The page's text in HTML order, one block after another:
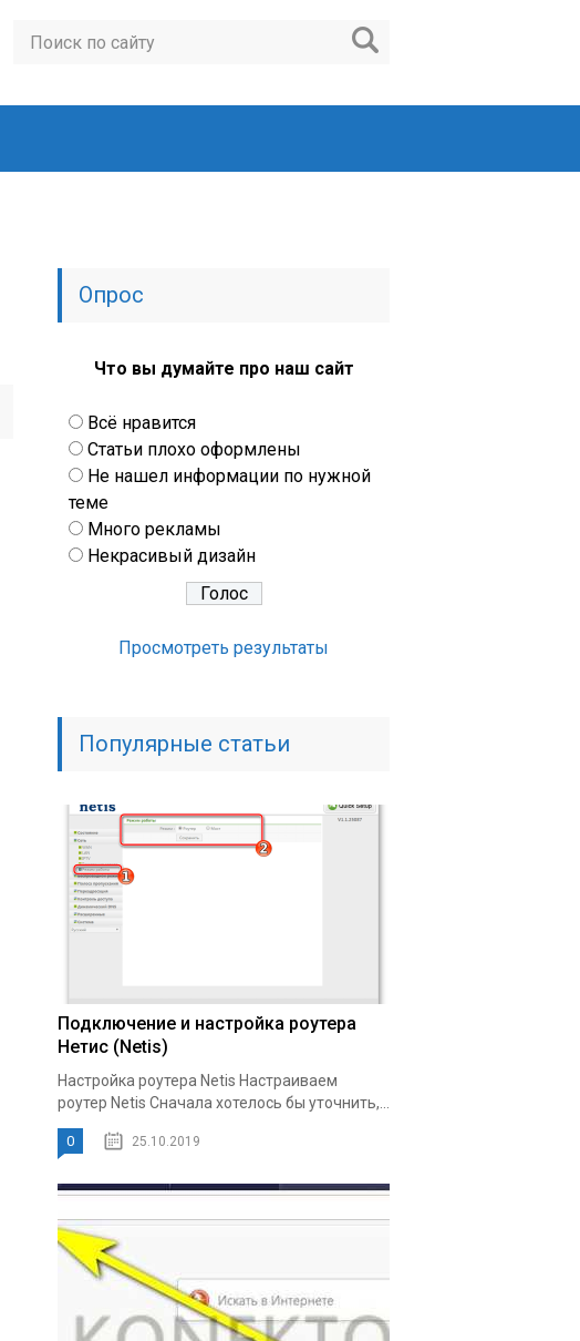
Опрос
Что вы думайте про наш сайт
Всё нравится
Статьи плохо оформлены
Не нашел информации по нужной
теме
Много рекламы
Некрасивый дизайн
Просмотреть результаты
Популярные статьи
Подключение и настройка роутера
Нетис (Netis)
Настройка роутера Netis Настраиваем
роутер Netis Сначала хотелось бы уточнить,...
0 25.10.2019